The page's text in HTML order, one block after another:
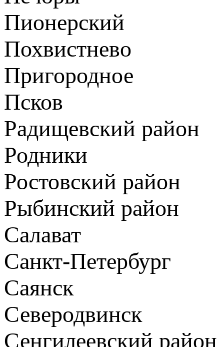
Пионерский
Похвистнево
Пригородное
Псков
Радищевский район
Родники
Ростовский район
Рыбинский район
Салават
Санкт-Петербург
Саянск
Северодвинск
Сенгилеевский район